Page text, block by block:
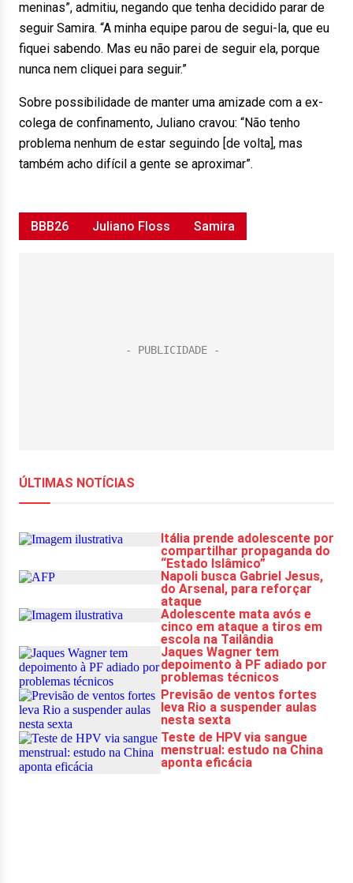
meninas”, admitiu, negando que tenha decidido parar de
seguir Samira. “A minha equipe parou de segui-la, que eu
fiquei sabendo. Mas eu não parei de seguir ela, porque
nunca nem cliquei para seguir.”
Sobre possibilidade de manter uma amizade com a ex-
colega de confinamento, Juliano cravou: “Não tenho
problema nenhum de estar seguindo [de volta], mas
também acho difícil a gente se aproximar”.
BBB26 Juliano Floss Samira